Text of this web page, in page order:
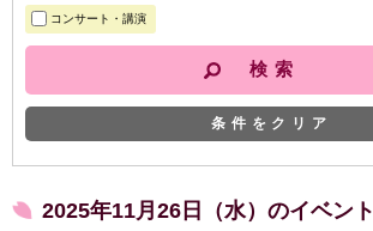
コンサート・講演
条件をクリア
2025年11月26日（水）のイベント